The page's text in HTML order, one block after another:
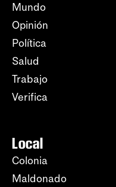
Mundo
Opinión
Política
Salud
Trabajo
Verifica
Local
Colonia
Maldonado